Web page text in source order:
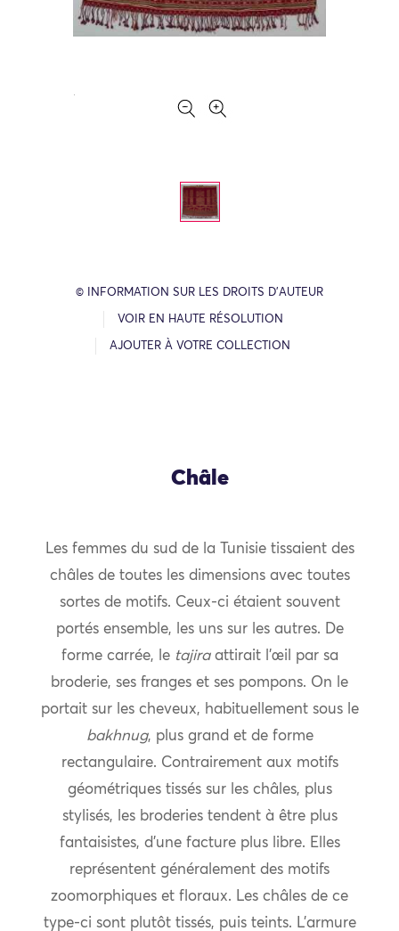
© INFORMATION SUR LES DROITS D’AUTEUR
VOIR EN HAUTE RÉSOLUTION
AJOUTER À VOTRE COLLECTION
Châle
Les femmes du sud de la Tunisie tissaient des
châles de toutes les dimensions avec toutes
sortes de motifs. Ceux-ci étaient souvent
portés ensemble, les uns sur les autres. De
forme carrée, le tajiraattirait l’œil par sa
broderie, ses franges et ses pompons. On le
portait sur les cheveux, habituellement sous le
bakhnug, plus grand et de forme
rectangulaire. Contrairement aux motifs
géométriques tissés sur les châles, plus
stylisés, les broderies tendent à être plus
fantaisistes, d’une facture plus libre. Elles
représentent généralement des motifs
zoomorphiques et floraux. Les châles de ce
type-ci sont plutôt tissés, puis teints. L’armure